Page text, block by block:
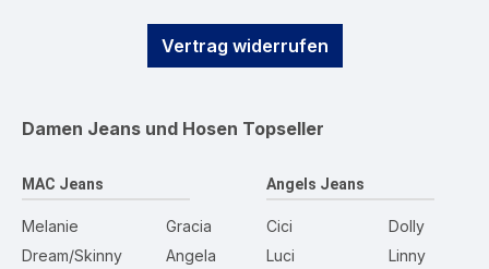
Vertrag widerrufen
Damen Jeans und Hosen Topseller
MAC Jeans
Melanie
Dream/Skinny
Gracia
Angela
Angels Jeans
Cici
Luci
Dolly
Linny